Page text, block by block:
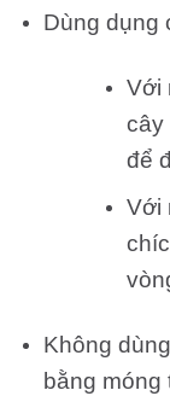
Dùng dụng
Với
cây
để
Với
Không
bằng